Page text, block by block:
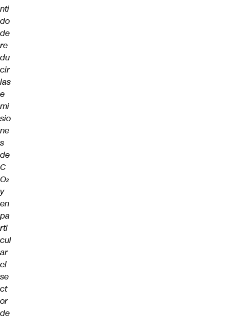
nti
do
de
re
du
cir
las
e
mi
sio
ne
s
de
C
O₂
y
en
pa
rti
cul
ar
el
se
ct
or
de